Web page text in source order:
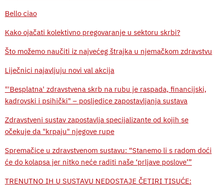
Bello ciao
Kako ojačati kolektivno pregovaranje u sektoru skrbi?
Što možemo naučiti iz najvećeg štrajka u njemačkom zdravstvu
Liječnici najavljuju novi val akcija
"'Besplatna' zdravstvena skrb na rubu je raspada, financijski,
kadrovski i psihički" – posljedice zapostavljanja sustava
Zdravstveni sustav zapostavlja specijalizante od kojih se
očekuje da "krpaju" njegove rupe
Spremačice u zdravstvenom sustavu: “Stanemo li s radom doći
će do kolapsa jer nitko neće raditi naše ‘prljave poslove’”
TRENUTNO IH U SUSTAVU NEDOSTAJE ČETIRI TISUĆE: